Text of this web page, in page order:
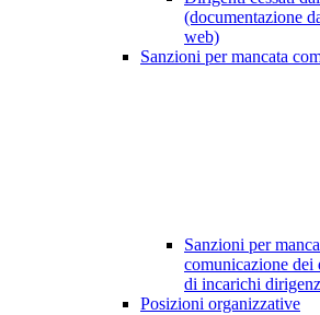
(documentazione
web)
Sanzioni per mancata
Sanzioni per
comunicazione dei
di incarichi
Posizioni organizzative